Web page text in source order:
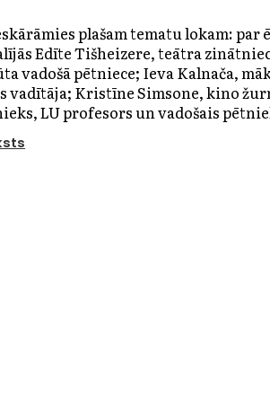
plašam tematu lokam:
Edīte Tišheizere, teātra
vadošā pētniece; Ieva Kalnača,
vadītāja; Kristīne Simsone, kino
LU profesors un vadošais